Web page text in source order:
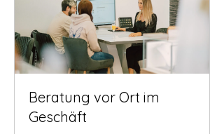
Beratung vor Ort im
Geschäft